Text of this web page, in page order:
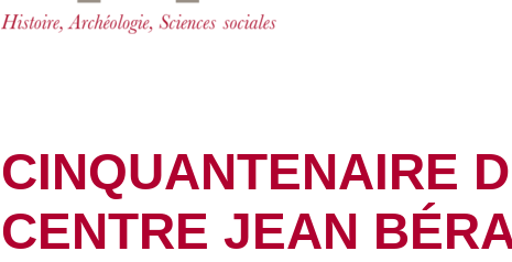
CINQUANTENAIRE
CENTRE JEAN